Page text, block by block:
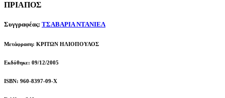
ΠΡΙΑΠΟΣ
Συγγραφέας: ΤΣΑΒΑΡΙΑ ΝΤΑΝΙΕΛ
Μετάφραση: ΚΡΙΤΩΝ ΗΛΙΟΠΟΥΛΟΣ
Εκδόθηκε: 09/12/2005
ISBN: 960-8397-09-Χ